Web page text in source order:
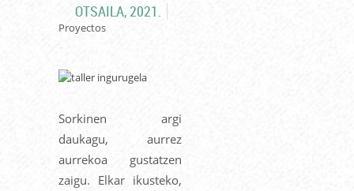
OTSAILA, 2021.
Proyectos
Sorkinen argi
daukagu, aurrez
aurrekoa gustatzen
zaigu. Elkar ikusteko,